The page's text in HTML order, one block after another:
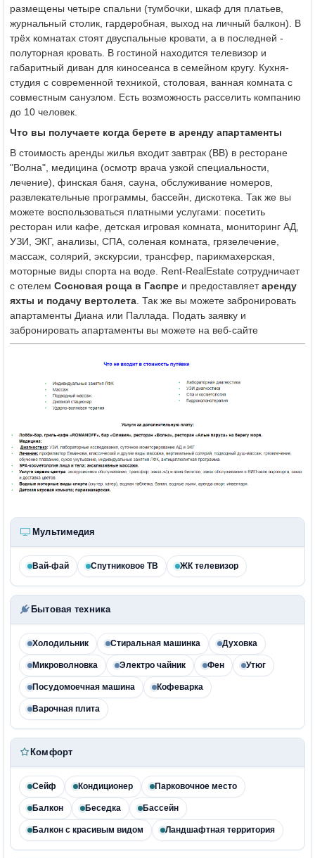
размещены четыре спальни (тумбочки, шкаф для платьев,
журнальный столик, гардеробная, выход на личный балкон). В
трёх комнатах стоят двуспальные кровати, а в последней -
полуторная кровать. В гостиной находится телевизор и
габаритный диван для киносеанса в семейном кругу. Кухня-
студия с современной техникой, столовая, ванная комната с
совместным санузлом. Есть возможность расселить компанию
до 10 человек.
Что вы получаете когда берете в аренду апартаменты
В стоимость аренды жилья входит завтрак (ВВ) в ресторане
"Волна", медицина (осмотр врача узкой специальности,
лечение), финская баня, сауна, обслуживание номеров,
развлекательные программы, бассейн, дискотека. Так же вы
можете воспользоваться платными услугами: посетить
ресторан или кафе, детская игровая комната, мониторинг АД,
УЗИ, ЭКГ, анализы, СПА, соленая комната, грязелечение,
массаж, солярий, экскурсии, трансфер, парикмахерская,
моторные виды спорта на воде. Rent-RealEstate сотрудничает
с отелем Сосновая роща в Гаспре и предоставляетаренду
яхты и подачу вертолета . Так же вы можете забронировать
апартаменты Диана или Паллада. Подать заявку и
забронировать апартаменты вы можете на веб-сайте
Мультимедия
Вай-фай Спутниковое ТВ ЖК телевизор
Бытовая техника
Холодильник Стиральная машинка Духовка
Микроволновка Электро чайник Фен Утюг
Посудомоечная машина Кофеварка
Варочная плита
Комфорт
Сейф Кондиционер Парковочное место
Балкон Беседка Бассейн
Балкон с красивым видом Ландшафтная территория